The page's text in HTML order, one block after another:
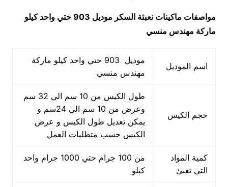
مواصفات ماكينات نعبئة السكر
موديل 903 حتي واحد كيلو
ماركة مهندس منسي
اسم الموديل
موديل 903 حتي واحد كيلو ماركة
مهندس منسي
حجم الكيس
طول الكيس من 10 سم الي 32 سم
وعرض من 10 سم الي 24سم و
يمكن تعديل طول الكيس و عرض
الكيس حسب متطلبات العمل
كمية المواد
التي تعبئ
من 100 جرام حتي 1000 جرام واحد
كيلو